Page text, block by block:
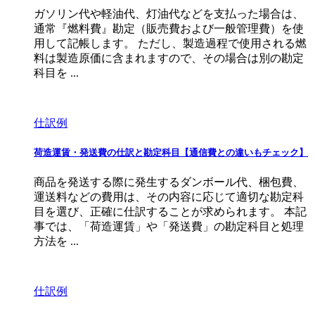
ガソリン代や軽油代、灯油代などを支払った場合は、
通常『燃料費』勘定（販売費および一般管理費）を使
用して記帳します。 ただし、製造過程で使用される燃
料は製造原価に含まれますので、その場合は別の勘定
科目を ...
仕訳例
荷造運賃・発送費の仕訳と勘定科目【通信費との違いもチェック】
商品を発送する際に発生するダンボール代、梱包費、
運送料などの費用は、その内容に応じて適切な勘定科
目を選び、正確に仕訳することが求められます。 本記
事では、「荷造運賃」や「発送費」の勘定科目と処理
方法を ...
仕訳例